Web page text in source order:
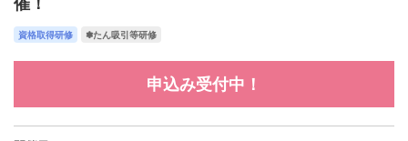
資格取得研修 ✽たん吸引等研修
申込み受付中！